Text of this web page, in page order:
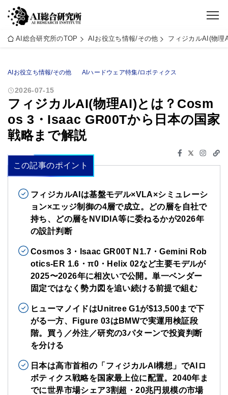
AI総合研究所のTOP AIお役立ち情報/その他 フィジカルAI(物理
AIお役立ち情報/その他 AIハードウェア特集/ロボティクス
2026-07-15
フィジカルAI(物理AI)とは？Cosm
os 3・Isaac GR00Tから日本の国家
戦略まで解説
この記事のポイント
フィジカルAIは基盤モデル×VLA×シミュレーシ
ョン×エッジ制御の4層で成立。どの層を自社で
持ち、どの層をNVIDIA等に委ねるかが2026年
の設計判断
Cosmos 3・Isaac GR00T N1.7・Gemini Rob
otics-ER 1.6・π0・Helix 02など主要モデルが
2025〜2026年に相次いで公開。単一ベンダー
固定ではなく勢力図を追い続ける前提で組む
ヒューマノイドはUnitree G1が$13,500まで下
がる一方、Figure 03はBMWで実運用検証段
階。買う／外注／研究の3パターンで投資判断
を分ける
日本は高市首相の「フィジカルAI構想」でAIロ
ボティクス戦略を国家最上位に配置。2040年ま
でに世界市場シェア3割超・20兆円規模の市場